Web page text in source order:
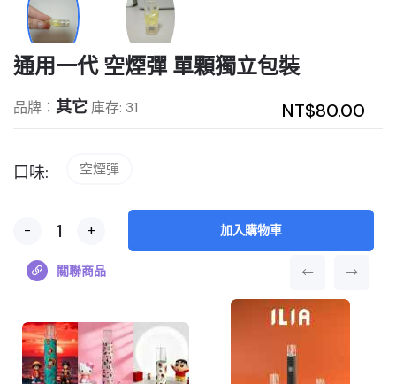
通用一代 空煙彈 單顆獨立包裝
品牌： 其它 NT$80.00
庫存: 31
口味: 空煙彈
- + 加入購物車
關聯商品